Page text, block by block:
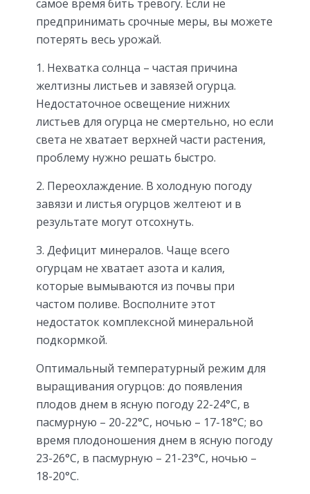
самое время бить тревогу. Если не
предпринимать срочные меры, вы можете
потерять весь урожай.
1. Нехватка солнца – частая причина
желтизны листьев и завязей огурца.
Недостаточное освещение нижних
листьев для огурца не смертельно, но если
света не хватает верхней части растения,
проблему нужно решать быстро.
2. Переохлаждение. В холодную погоду
завязи и листья огурцов желтеют и в
результате могут отсохнуть.
3. Дефицит минералов. Чаще всего
огурцам не хватает азота и калия,
которые вымываются из почвы при
частом поливе. Восполните этот
недостаток комплексной минеральной
подкормкой.
Оптимальный температурный режим для
выращивания огурцов: до появления
плодов днем в ясную погоду 22-24°C, в
пасмурную – 20-22°C, ночью – 17-18°C; во
время плодоношения днем в ясную погоду
23-26°C, в пасмурную – 21-23°C, ночью –
18-20°C.